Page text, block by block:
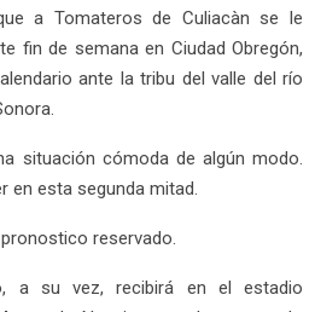
a Tomateros de Culiacàn se le
fin de semana en Ciudad Obregón,
ante la tribu del valle del río
situación cómoda de algún modo.
en esta segunda mitad.
reservado.
a su vez, recibirá en el estadio